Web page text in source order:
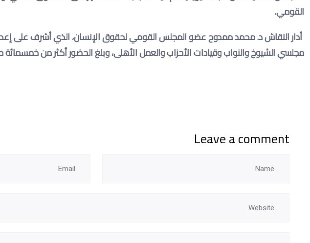
القومي.
أدار النقاش د. محمد ممدوح عضو المجلس القومي لحقوق الإنسان، الذي أشرف على
مجلسي الشيوخ والنواب وقيادات الأحزاب والعمل الأهلى، وبلغ الحضور أكثر من
Leave a comment